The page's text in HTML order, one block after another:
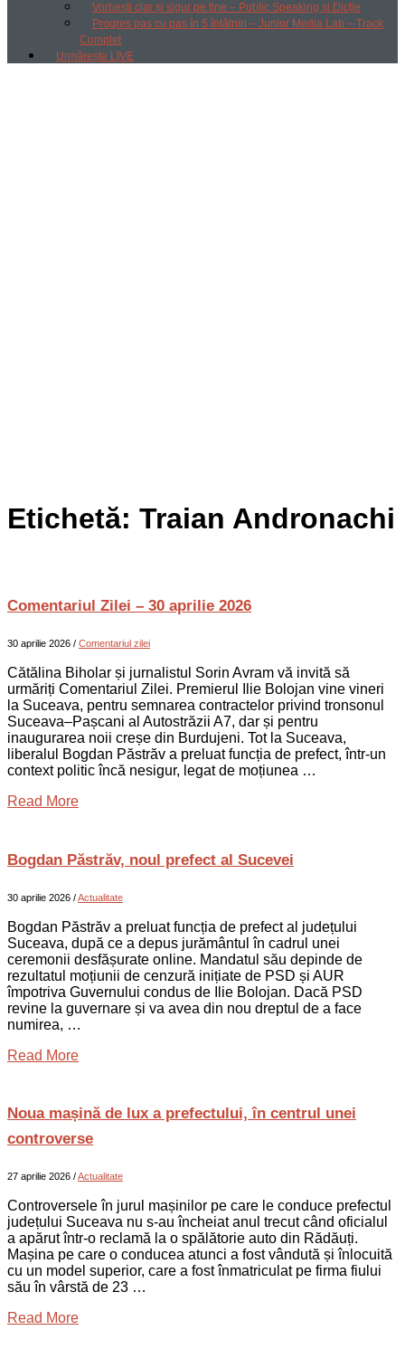
Vorbești clar și sigur pe tine – Public Speaking și Dicție
Progres pas cu pas în 5 întâlniri – Junior Media Lab – Track
Complet
Urmărește LIVE
Etichetă: Traian Andronachi
Comentariul Zilei – 30 aprilie 2026
30 aprilie 2026 / Comentariul zilei
Cătălina Biholar și jurnalistul Sorin Avram vă invită să
urmăriți Comentariul Zilei. Premierul Ilie Bolojan vine vineri
la Suceava, pentru semnarea contractelor privind tronsonul
Suceava–Pașcani al Autostrăzii A7, dar și pentru
inaugurarea noii creșe din Burdujeni. Tot la Suceava,
liberalul Bogdan Păstrăv a preluat funcția de prefect, într-un
context politic încă nesigur, legat de moțiunea …
Read More
Bogdan Păstrăv, noul prefect al Sucevei
30 aprilie 2026 /Actualitate
Bogdan Păstrăv a preluat funcția de prefect al județului
Suceava, după ce a depus jurământul în cadrul unei
ceremonii desfășurate online. Mandatul său depinde de
rezultatul moțiunii de cenzură inițiate de PSD și AUR
împotriva Guvernului condus de Ilie Bolojan. Dacă PSD
revine la guvernare și va avea din nou dreptul de a face
numirea, …
Read More
Noua mașină de lux a prefectului, în centrul unei
controverse
27 aprilie 2026 /Actualitate
Controversele în jurul mașinilor pe care le conduce prefectul
județului Suceava nu s-au încheiat anul trecut când oficialul
a apărut într-o reclamă la o spălătorie auto din Rădăuți.
Mașina pe care o conducea atunci a fost vândută și înlocuită
cu un model superior, care a fost înmatriculat pe firma fiului
său în vârstă de 23 …
Read More